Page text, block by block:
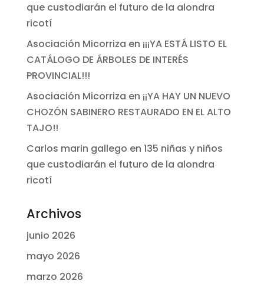
que custodiarán el futuro de la alondra
ricotí
Asociación Micorriza en ¡¡¡YA ESTÁ LISTO EL
CATÁLOGO DE ÁRBOLES DE INTERÉS
PROVINCIAL!!!
Asociación Micorriza en ¡¡YA HAY UN NUEVO
CHOZÓN SABINERO RESTAURADO EN EL ALTO
TAJO!!
Carlos marin gallego en 135 niñas y niños
que custodiarán el futuro de la alondra
ricotí
Archivos
junio 2026
mayo 2026
marzo 2026